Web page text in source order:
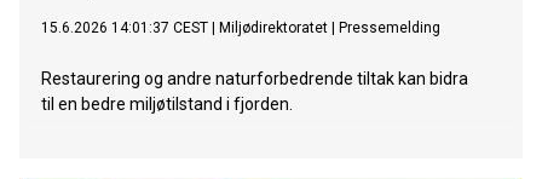
15.6.2026 14:01:37 CEST Miljødirektoratet Pressemelding
Restaurering og andre naturforbedrende tiltak kan bidra
til en bedre miljøtilstand i fjorden.